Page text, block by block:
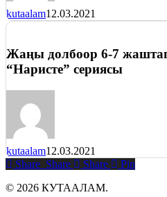
kutaalam12.03.2021
Жаңы долбоор 6-7
“Наристе” сериясы
kutaalam12.03.2021
Share Share Share
Pin
© 2026 КУТААЛАМ.